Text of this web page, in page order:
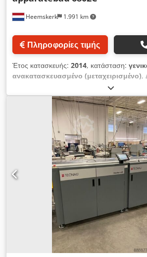
Sima Automatic Mail Delivery παραδίδεται
προετοιμασίας δίσκων επιστολών. Οι
ανοικτά πτερύγια, μη αναγνώσιμες
πρέπει να παραδοθεί. Διάφορα συστήματα
διαθέσιμα για το sima, από απλούς
εκτύπωσης έως ένα σύστημα ανάγνωσης
συνδεδεμένο με το ψηφιακό Front End.
[...] Dcjdpfx Asd Etagsk Ajk
Heemskerk 1.991 km
Πληροφορίες τιμής
Έτος κατασκευής: 2014, κατάσταση:
ανακατασκευασμένο (μεταχειρισμένο),
έναν εκτυλιχτήρα 6802C της Mueller
Aehd Nxvok Asck Αυτό το μηχάνημα
επισκευασμένο και άμεσα έτοιμο για την